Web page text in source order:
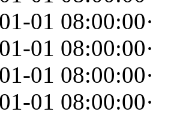
01 08:00:00·
01 08:00:00·
01 08:00:00·
01 08:00:00·